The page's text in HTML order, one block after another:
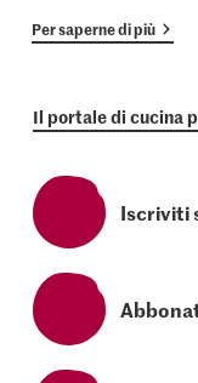
Per saperne di più
Il portale di cucina
Iscriviti